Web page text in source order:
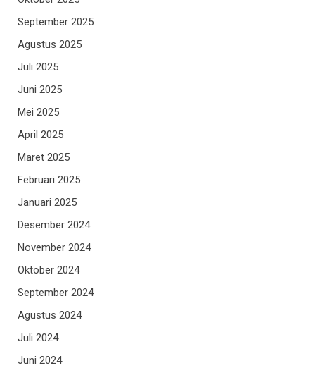
September 2025
Agustus 2025
Juli 2025
Juni 2025
Mei 2025
April 2025
Maret 2025
Februari 2025
Januari 2025
Desember 2024
November 2024
Oktober 2024
September 2024
Agustus 2024
Juli 2024
Juni 2024